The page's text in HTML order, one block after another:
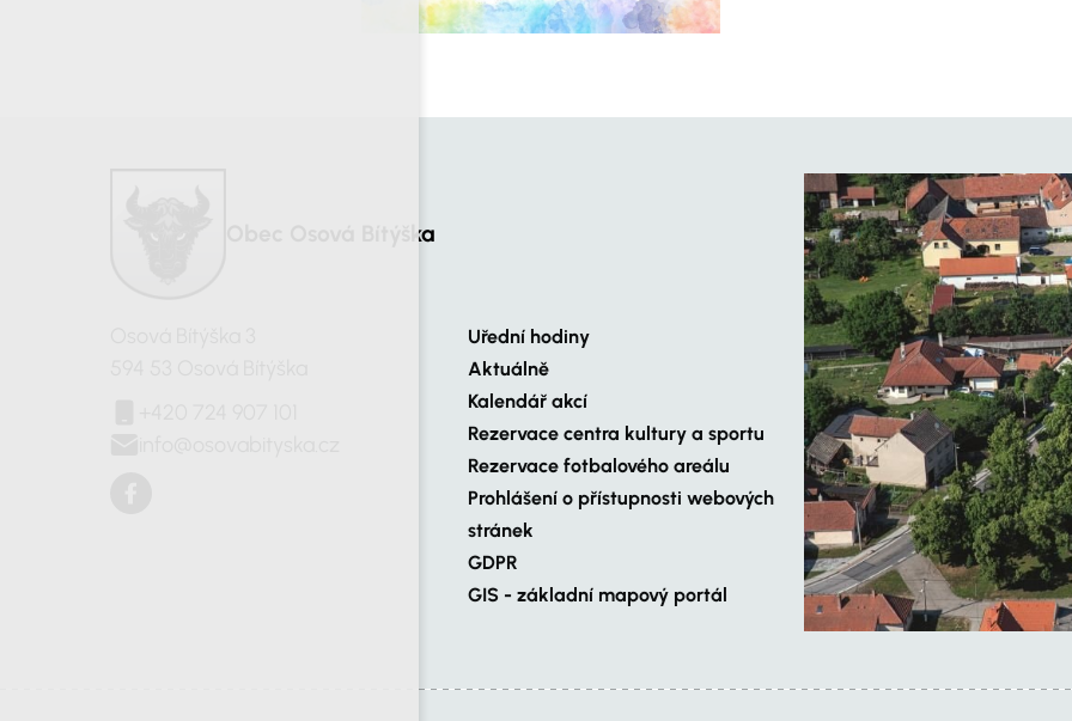
Obec Osová Bítýška
Uřední hodiny
Aktuálně
Kalendář akcí
Rezervace centra kultury a sportu
Rezervace fotbalového areálu
Prohlášení o přístupnosti webových
stránek
GDPR
GIS - základní mapový portál